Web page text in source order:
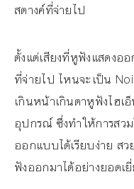
สตางค์ที่จ่ายไป
ตั้งแต่เสียงที่หูฟังแสดงอ
ที่จ่ายไป ไหนจะเป็น
เกินหน้าเกินตาหูฟังไฮ
อุปกรณ์ ซึ่งทำให้การสว
ออกแบบได้เรียบง่าย ส
ฟังออกมาได้อย่างยอดเ